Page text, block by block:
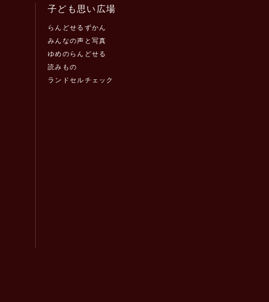
子ども思い広場
らんどせるずかん
みんなの声と写真
ゆめのらんどせる
読みもの
ランドセルチェック